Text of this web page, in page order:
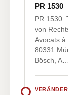
PR 1530
PR 1530:
von
Avocats à
80331
Bösch, A…